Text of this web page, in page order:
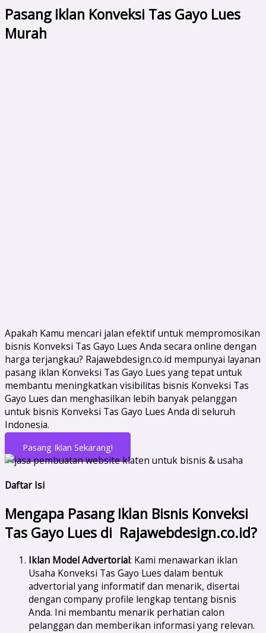
Pasang Iklan Konveksi Tas Gayo Lues
Murah
Apakah Kamu mencari jalan efektif untuk mempromosikan
bisnis Konveksi Tas Gayo Lues Anda secara online dengan
harga terjangkau? Rajawebdesign.co.id mempunyai layanan
pasang iklan Konveksi Tas Gayo Lues yang tepat untuk
membantu meningkatkan visibilitas bisnis Konveksi Tas
Gayo Lues dan menghasilkan lebih banyak pelanggan
untuk bisnis Konveksi Tas Gayo Lues Anda di seluruh
Indonesia.
Pasang Iklan Sekarang!
Daftar Isi
Mengapa Pasang Iklan Bisnis Konveksi
Tas Gayo Lues di Rajawebdesign.co.id?
Iklan Model Advertorial: Kami menawarkan iklan
Usaha Konveksi Tas Gayo Lues dalam bentuk
advertorial yang informatif dan menarik, disertai
dengan company profile lengkap tentang bisnis
Anda. Ini membantu menarik perhatian calon
pelanggan dan memberikan informasi yang relevan.